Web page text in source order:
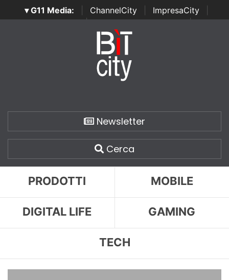
▾ G11 Media: ChannelCity ImpresaCity
SecurityOpenLab | Italian Channel Awards | Italian
Italian Security Awards
Newsletter
Cerca
PRODOTTI MOBILE
DIGITAL LIFE GAMING
TECH